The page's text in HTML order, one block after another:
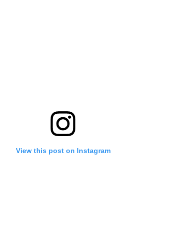
View this post on Instagram